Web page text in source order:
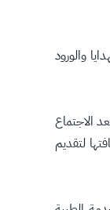
والورود
الاجتماع
لتقديم